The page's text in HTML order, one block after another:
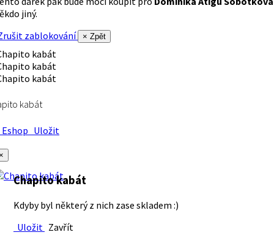
jiný.
zablokování
× Zpět
kabát
Uložit
Chapito kabát
Kdyby byl některý z nich zase skladem :)
Uložit Zavřít